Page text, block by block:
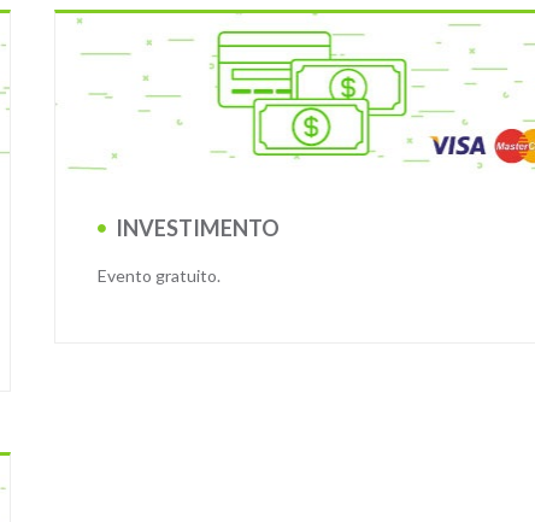
INVESTIMENTO
Evento gratuito.